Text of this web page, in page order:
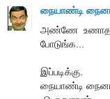
நையாண்டி
அண்ணே
போடுங்க...
இப்படிக்கு.
நையாண்டி